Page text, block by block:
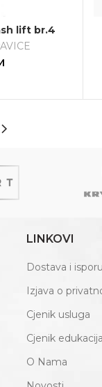
lift br.4
LINKOVI
Dostava i
Izjava o
Cjenik usluga
Cjenik edukacija
O Nama